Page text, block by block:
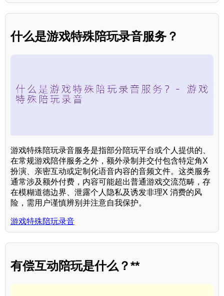
什么是游戏特殊陪玩录音服务？
游戏特殊陪玩录音服务是指部分陪玩平台或个人提供的、
在常规游戏陪伴服务之外，额外录制并交付包含特定角X
扮演、亲密互动或定制化语音内容的音频文件。这类服务
通常涉及额外付费，内容可能超出普通游戏交流范畴，存
在模糊道德边界、泄露个人隐私及诱发非理X 消费的风
险，需用户谨慎辨别并注意自我保护。
游戏特殊陪玩录音
有偿互动陪玩是什么？**